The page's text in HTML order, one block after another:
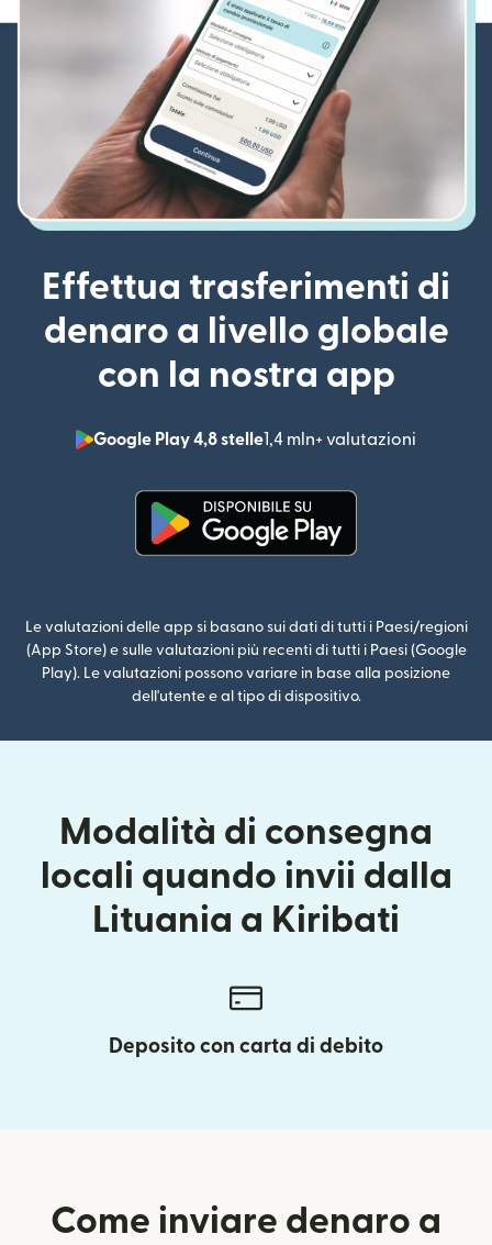
Effettua trasferimenti di
denaro a livello globale
con la nostra app
Google Play 4,8 stelle1,4 mln+ valutazioni
Le valutazioni delle app si basano sui dati di tutti i Paesi/regioni
(App Store) e sulle valutazioni più recenti di tutti i Paesi (Google
Play). Le valutazioni possono variare in base alla posizione
dell'utente e al tipo di dispositivo.
Modalità di consegna
locali quando invii dalla
Lituania a Kiribati
Deposito con carta di debito
Come inviare denaro a